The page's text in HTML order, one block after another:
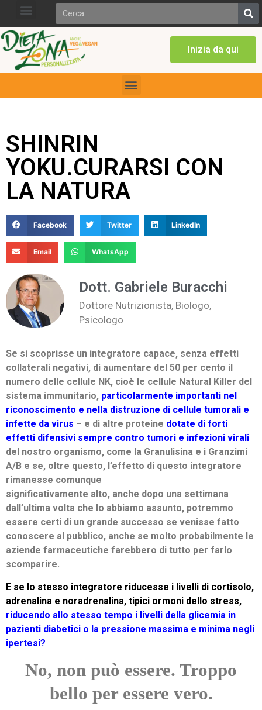
Inizia da qui
SHINRIN
YOKU.CURARSI CON
LA NATURA
Facebook Twitter LinkedIn
Email WhatsApp
Dott. Gabriele Buracchi
Dottore Nutrizionista, Biologo,
Psicologo
Se si scoprisse un integratore capace, senza effetti
collaterali negativi, di aumentare del 50 per cento il
numero delle cellule NK, cioè le cellule Natural Killer del
sistema immunitario, particolarmente importanti nel
riconoscimento e nella distruzione di cellule tumorali e
infette da virus – e di altre proteine dotate di forti
effetti difensivi sempre contro tumori e infezioni virali
del nostro organismo, come la Granulisina e i Granzimi
A/B e se, oltre questo, l’effetto di questo integratore
rimanesse comunque
significativamente alto, anche dopo una settimana
dall’ultima volta che lo abbiamo assunto, potremmo
essere certi di un grande successo se venisse fatto
conoscere al pubblico, anche se molto probabilmente le
aziende farmaceutiche farebbero di tutto per farlo
scomparire.
E se lo stesso integratore riducesse i livelli di cortisolo,
adrenalina e noradrenalina, tipici ormoni dello stress,
riducendo allo stesso tempo i livelli della glicemia in
pazienti diabetici o la pressione massima e minima negli
ipertesi?
No, non può essere. Troppo
bello per essere vero.